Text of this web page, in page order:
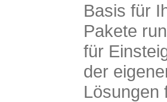
Basis für
Pakete
für
der
Lösungen